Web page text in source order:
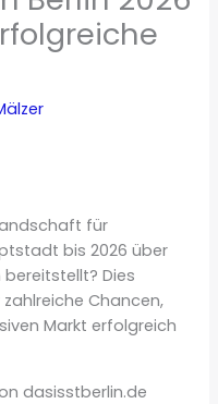
für
bis 2026 über
Dies
Chancen,
Markt erfolgreich
dasisstberlin.de